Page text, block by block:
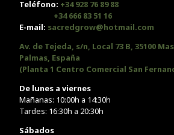
Teléfono: +34 928 76 89 88
+34 666 83 51 16
E-mail: sacredgrow@hotmail.com
Av. de Tejeda, s/n, Local 73 B, 35100
Palmas, España
(Planta 1 Centro Comercial San
De lunes a viernes
Mañanas: 10:00h a 14:30h
Tardes: 16:30h a 20:30h
Sábados